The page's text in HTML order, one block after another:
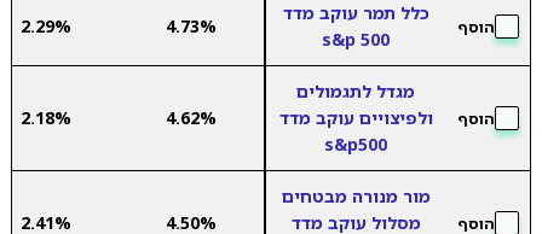
הוסף
כלל תמר עוקב מדד
s&p 500
4.73%
2.29%
הוסף
מגדל לתגמולים
ולפיצויים עוקב מדד
s&p500
4.62%
2.18%
הוסף
מור מנורה מבטחים
מסלול עוקב מדד
4.50%
2.41%